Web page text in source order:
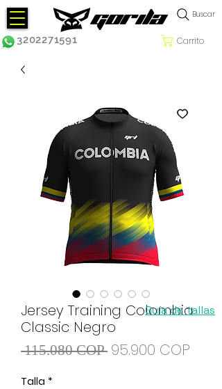
Carrito
3202271591
Buscar
Jersey Training Colombia
Classic Negro
115.080 COP Precio
95.900 COP
Talla *
Guía de tallas